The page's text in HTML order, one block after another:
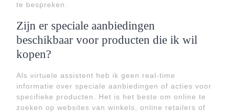
te bespreken.
Zijn er speciale aanbiedingen
beschikbaar voor producten die ik wil
kopen?
Als virtuele assistent heb ik geen real-time
informatie over speciale aanbiedingen of acties voor
specifieke producten. Het is het beste om online te
zoeken op websites van winkels, online retailers of